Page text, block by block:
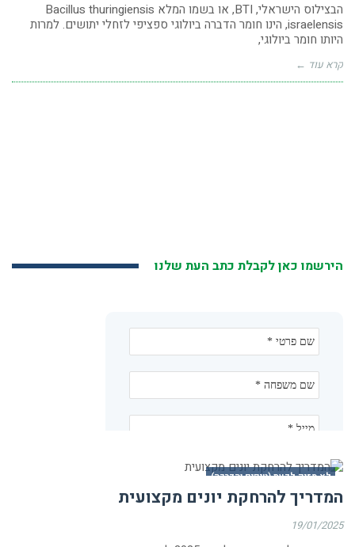
הבצילוס הישראלי, BTI, או בשמו המלא Bacillus thuringiensis
israelensis, הינו חומר הדברה ביולוגי ספציפי לזחלי יתושים. למרות
היותו חומר ביולוגי,
קרא עוד ←
הירשמו כאן לקבלת כתב העת שלנו
לא מזיק לדעת (טיפים והדרכה)
המדריך להרחקת יונים מקצועית
19/01/2025